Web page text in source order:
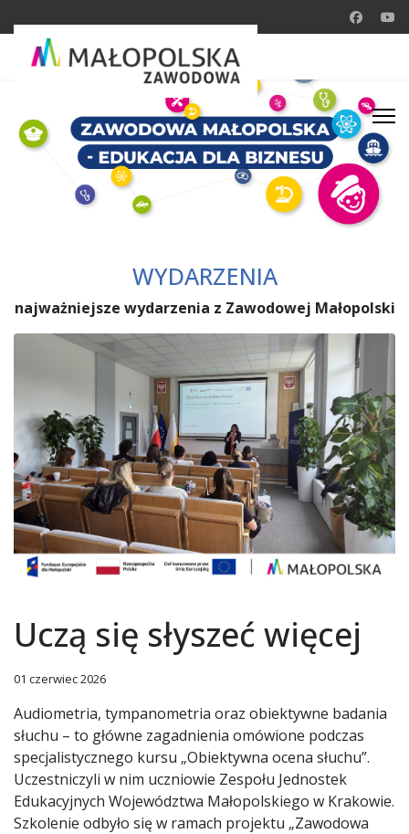
WYDARZENIA
najważniejsze wydarzenia z Zawodowej Małopolski
Uczą się słyszeć więcej
01 czerwiec 2026
Audiometria, tympanometria oraz obiektywne badania
słuchu – to główne zagadnienia omówione podczas
specjalistycznego kursu „Obiektywna ocena słuchu”.
Uczestniczyli w nim uczniowie Zespołu Jednostek
Edukacyjnych Województwa Małopolskiego w Krakowie.
Szkolenie odbyło się w ramach projektu „Zawodowa